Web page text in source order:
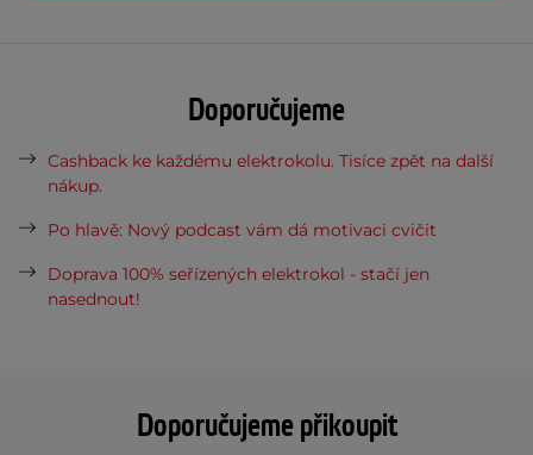
Doporučujeme přikoupit
Doporučujeme
Cashback ke každému elektrokolu. Tisíce zpět na další
nákup.
Po hlavě: Nový podcast vám dá motivaci cvičit
Doprava 100% seřízených elektrokol - stačí jen
nasednout!